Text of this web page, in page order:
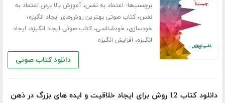
برچسب‌ها: اعتماد به نفس،آموزش بالا بردن اعتماد به
نفس،کتاب صوتی بهترین روش‌های ایجاد انگیزه،
خودسازی، خودشناسی،کتاب صوتی ایجاد انگیزه، ایجاد
انگیزه، افزایش انگیزه
دانلود کتاب صوتی
دانلود کتاب 12 روش برای ایجاد خلاقیت و ایده های بزرگ در ذهن